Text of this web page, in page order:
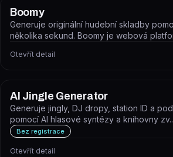
Boomy
Generuje originální hudební skladby
několika sekund. Boomy je webová
Otevřít detail
AI Jingle Generator
Generuje jingly, DJ dropy, station ID a
pomocí AI hlasové syntézy a knihovny
Bez registrace
Otevřít detail